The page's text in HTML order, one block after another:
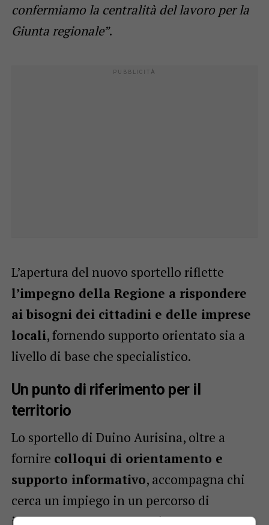
confermiamo la centralità del lavoro per la
Giunta regionale”.
L’apertura del nuovo sportello riflette
l’impegno della Regione a rispondere
ai bisogni dei cittadini e delle imprese
locali, fornendo supporto orientato sia a
livello di base che specialistico.
Un punto di riferimento per il
territorio
Lo sportello di Duino Aurisina, oltre a
fornire colloqui di orientamento e
supporto informativo, accompagna chi
cerca un impiego in un percorso di
inserimento lavorativo più ampio. Inoltre,